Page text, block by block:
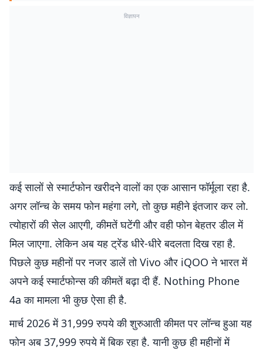
विज्ञापन
कई सालों से स्मार्टफोन खरीदने वालों का एक आसान फॉर्मूला रहा है.
अगर लॉन्च के समय फोन महंगा लगे, तो कुछ महीने इंतजार कर लो.
त्योहारों की सेल आएगी, कीमतें घटेंगी और वही फोन बेहतर डील में
मिल जाएगा. लेकिन अब यह ट्रेंड धीरे-धीरे बदलता दिख रहा है.
पिछले कुछ महीनों पर नजर डालें तो Vivo और iQOO ने भारत में
अपने कई स्मार्टफोन्स की कीमतें बढ़ा दी हैं. Nothing Phone
4a का मामला भी कुछ ऐसा ही है.
मार्च 2026 में 31,999 रुपये की शुरुआती कीमत पर लॉन्च हुआ यह
फोन अब 37,999 रुपये में बिक रहा है. यानी कुछ ही महीनों में